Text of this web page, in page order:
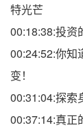
特光芒
00:18:38:投资
00:24:52:你知
变！
00:31:04:探索
00:37:14:真正